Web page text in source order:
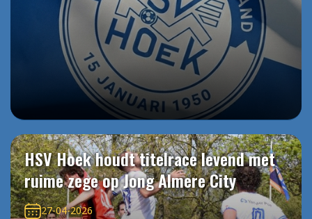
HSV Hoek houdt titelrace levend met
ruime zege op Jong Almere City
27-04-2026